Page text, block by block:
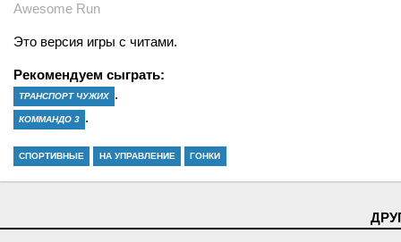
Awesome Run
Это версия игры с читами.
Рекомендуем сыграть:
ТРАНСПОРТ ЧУЖИХ .
КОММАНДО 3 .
СПОРТИВНЫЕ НА УПРАВЛЕНИЕ ГОНКИ